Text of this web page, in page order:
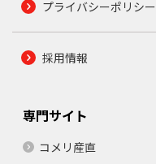
プライバシーポリシー
採用情報
専門サイト
コメリ産直